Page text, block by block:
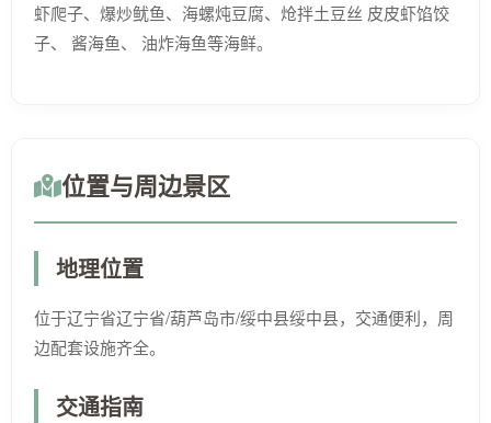
虾爬子、爆炒鱿鱼、海螺炖豆腐、炝拌土豆丝 皮皮虾馅饺
子、 酱海鱼、 油炸海鱼等海鲜。
位置与周边景区
地理位置
位于辽宁省辽宁省/葫芦岛市/绥中县绥中县，交通便利，周
边配套设施齐全。
交通指南